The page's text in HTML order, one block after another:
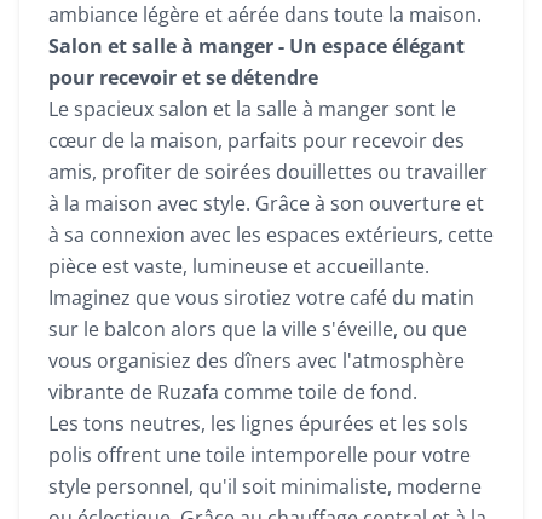
ambiance légère et aérée dans toute la maison.
Salon et salle à manger - Un espace élégant
pour recevoir et se détendre
Le spacieux salon et la salle à manger sont le
cœur de la maison, parfaits pour recevoir des
amis, profiter de soirées douillettes ou travailler
à la maison avec style. Grâce à son ouverture et
à sa connexion avec les espaces extérieurs, cette
pièce est vaste, lumineuse et accueillante.
Imaginez que vous sirotiez votre café du matin
sur le balcon alors que la ville s'éveille, ou que
vous organisiez des dîners avec l'atmosphère
vibrante de Ruzafa comme toile de fond.
Les tons neutres, les lignes épurées et les sols
polis offrent une toile intemporelle pour votre
style personnel, qu'il soit minimaliste, moderne